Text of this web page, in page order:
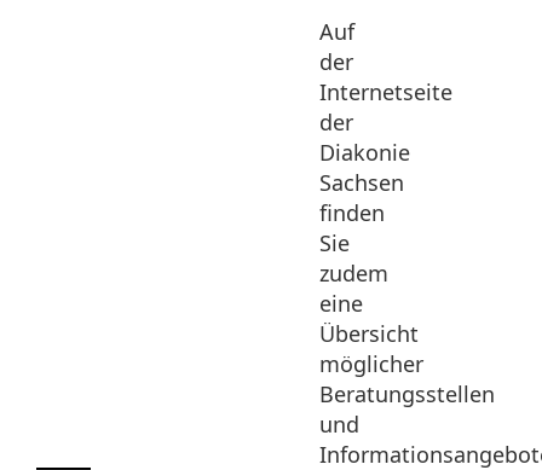
Auf
der
Internetseite
der
Diakonie
Sachsen
finden
Sie
zudem
eine
Übersicht
möglicher
Beratungsstellen
und